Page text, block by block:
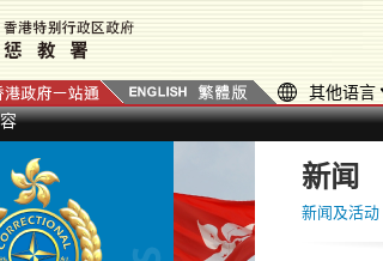
其他语言
新闻
新闻及活动